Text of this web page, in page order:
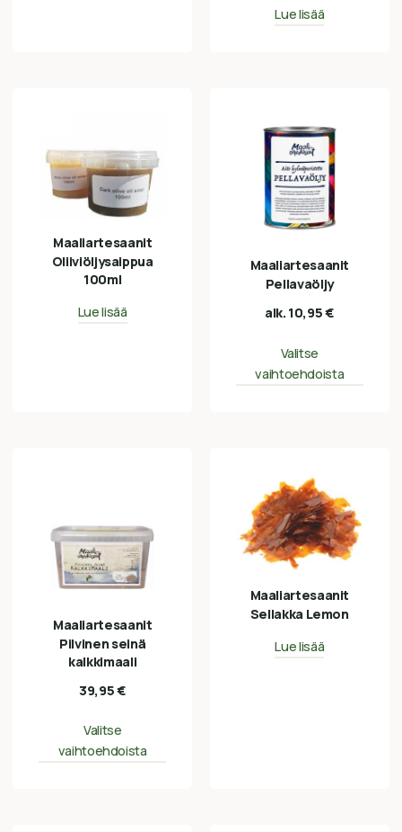
Lue lisää
Maaliartesaanit
Oliiviöljysaippua
100ml
Lue lisää
Maaliartesaanit
Pellavaöljy
alk. 10,95€
Valitse
vaihtoehdoista
Maaliartesaanit
Pilvinen seinä
kalkkimaali
39,95€
Valitse
vaihtoehdoista
Maaliartesaanit
Sellakka Lemon
Lue lisää